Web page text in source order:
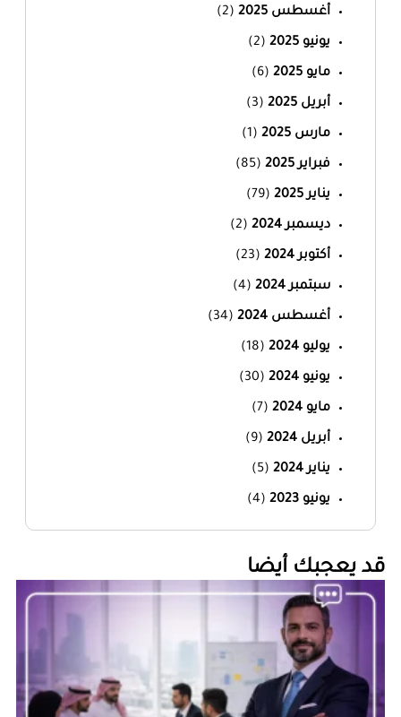
أغسطس 2025 (2)
يونيو 2025 (2)
مايو 2025 (6)
أبريل 2025 (3)
مارس 2025 (1)
فبراير 2025 (85)
يناير 2025 (79)
ديسمبر 2024 (2)
أكتوبر 2024 (23)
سبتمبر 2024 (4)
أغسطس 2024 (34)
يوليو 2024 (18)
يونيو 2024 (30)
مايو 2024 (7)
أبريل 2024 (9)
يناير 2024 (5)
يونيو 2023 (4)
‏قد يعجبك أيضا‏